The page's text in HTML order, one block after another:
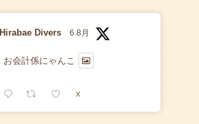
Hirabae Divers 6 8月
お会計係にゃんこ
X